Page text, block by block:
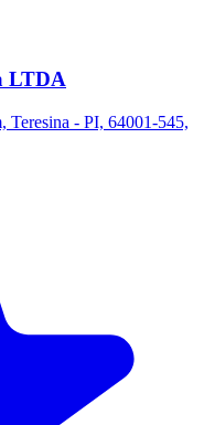
LTDA
Teresina - PI, 64001-545,